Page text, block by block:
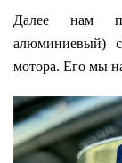
Далее нам
алюминиевый)
мотора. Его мы